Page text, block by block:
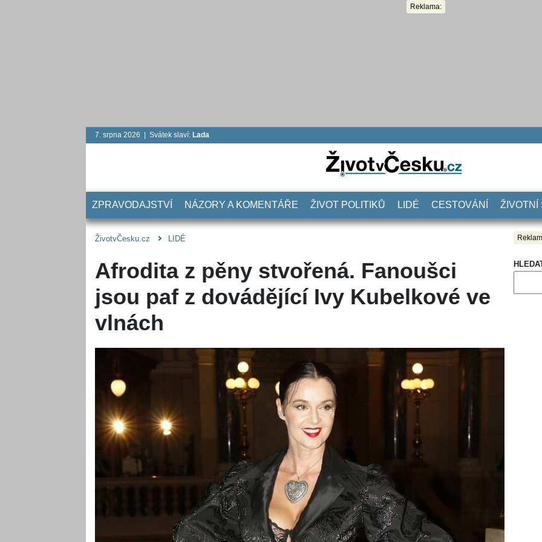
Reklama:
7. srpna 2026 | Svátek slaví: Lada
ZPRAVODAJSTVÍ NÁZORY A KOMENTÁŘE ŽIVOT POLITIKŮ LIDÉ CESTOVÁNÍ ŽIVOTNÍ
ŽivotvČesku.cz LIDÉ
Afrodita z pěny stvořená. Fanoušci
jsou paf z dovádějící Ivy Kubelkové ve
vlnách